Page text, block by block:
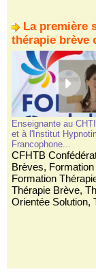
La première
thérapie brève
Enseignante au
et à l'Institut
Francophone...
CFHTB
Brèves,
Formation
Thérapie Brève,
Orientée Solution,